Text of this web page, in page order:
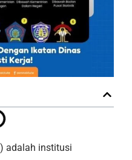
adalah institusi